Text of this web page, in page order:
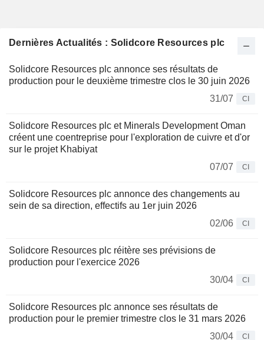
Dernières Actualités : Solidcore Resources plc
Solidcore Resources plc annonce ses résultats de
production pour le deuxième trimestre clos le 30 juin 2026
31/07
CI
Solidcore Resources plc et Minerals Development Oman
créent une coentreprise pour l'exploration de cuivre et d'or
sur le projet Khabiyat
07/07
CI
Solidcore Resources plc annonce des changements au
sein de sa direction, effectifs au 1er juin 2026
02/06
CI
Solidcore Resources plc réitère ses prévisions de
production pour l'exercice 2026
30/04
CI
Solidcore Resources plc annonce ses résultats de
production pour le premier trimestre clos le 31 mars 2026
30/04
CI